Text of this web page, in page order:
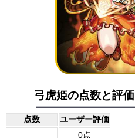
弓虎姫の点数と評価
点数 ユーザー評価